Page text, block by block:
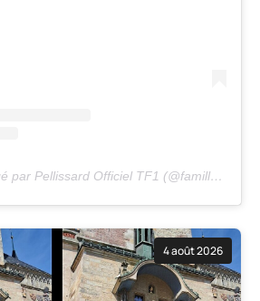
Un message partagé par Pellissard Officiel TF1 (@famille.pellissard.tf1)
4 août 2026